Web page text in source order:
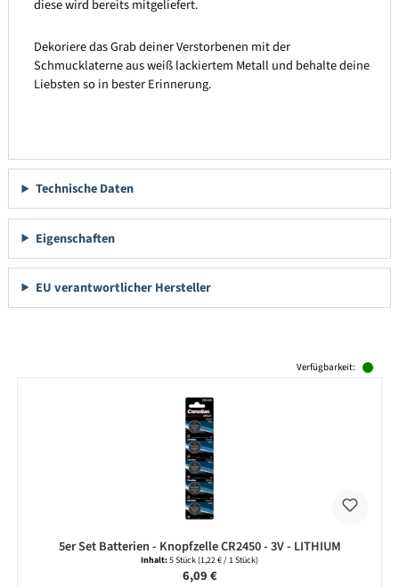
diese wird bereits mitgeliefert.
Dekoriere das Grab deiner Verstorbenen mit der
Schmucklaterne aus weiß lackiertem Metall und behalte deine
Liebsten so in bester Erinnerung.
Technische Daten
Eigenschaften
EU verantwortlicher Hersteller
Verfügbarkeit:
5er Set Batterien - Knopfzelle CR2450 - 3V - LITHIUM
Inhalt:5 Stück(1,22 € / 1 Stück)
Regulärer Preis:
6,09 €